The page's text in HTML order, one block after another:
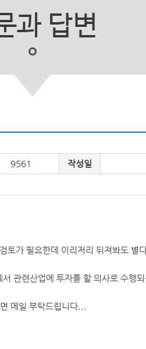
과 답변
9561 작성일
토가 필요한데 이리저리 뒤져봐도 별
관련산업에 투자를 할 의사로 수행되
메일 부탁드립니다...